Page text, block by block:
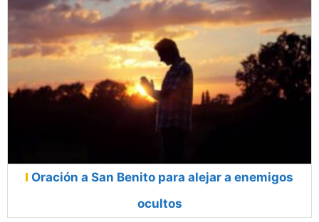
Oración a San Benito para alejar a enemigos
ocultos